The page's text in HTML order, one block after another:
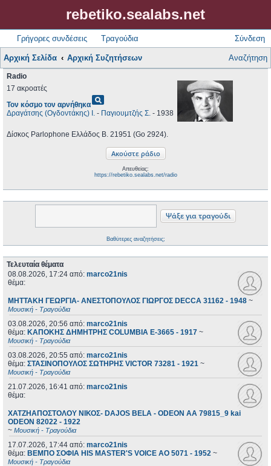
rebetiko.sealabs.net
Γρήγορες συνδέσεις Τραγούδια Σύνδεση
Αρχική Σελίδα Αρχική Συζητήσεων Αναζήτηση
Radio
17 ακροατές
Τον κόσμο τον αρνήθηκαpageview
Δραγάτσης (Ογδοντάκης) Ι. - Παγιουμτζής Σ. - 1938
Δίσκος Parlophone Ελλάδος B. 21951 (Go 2924).
Απευθείας:
https://rebetiko.sealabs.net/radio
Βαθύτερες αναζητήσεις;
Τελευταία θέματα
08.08.2026, 17:24 από: marco21nis
θέμα:
ΜΗΤΤΑΚΗ ΓΕΩΡΓΙΑ- ΑΝΕΣΤΟΠΟΥΛΟΣ ΓΙΩΡΓΟΣ DECCA 31162 - 1948 ~
Μουσική - Τραγούδια
03.08.2026, 20:56 από: marco21nis
θέμα: ΚΑΠΟΚΗΣ ΔΗΜΗΤΡΗΣ COLUMBIA E-3665 - 1917 ~
Μουσική - Τραγούδια
03.08.2026, 20:55 από: marco21nis
θέμα: ΣΤΑΣΙΝΟΠΟΥΛΟΣ ΣΩΤΗΡΗΣ VICTOR 73281 - 1921 ~
Μουσική - Τραγούδια
21.07.2026, 16:41 από: marco21nis
θέμα:
ΧΑΤΖΗΑΠΟΣΤΟΛΟΥ ΝΙΚΟΣ- DAJOS BELA - ODEON AA 79815_9 kai
ODEON 82022 - 1922
~ Μουσική - Τραγούδια
17.07.2026, 17:44 από: marco21nis
θέμα: ΒΕΜΠΟ ΣΟΦΙΑ HIS MASTER'S VOICE AO 5071 - 1952 ~
Μουσική - Τραγούδια